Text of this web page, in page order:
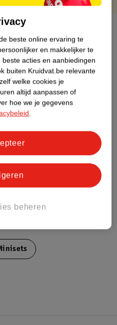
beste online ervaring te
en makkelijker te
acties en aanbiedingen
buiten Kruidvat.be relevante
welke cookies je
altijd aanpassen of
hoe we je gegevens
.
beheren